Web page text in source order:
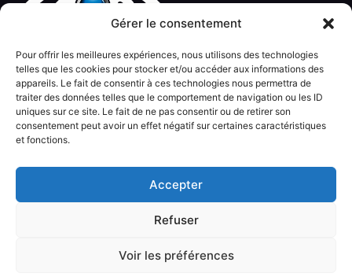
Gérer le consentement
Pour offrir les meilleures expériences, nous utilisons des technologies
telles que les cookies pour stocker et/ou accéder aux informations des
appareils. Le fait de consentir à ces technologies nous permettra de
traiter des données telles que le comportement de navigation ou les ID
uniques sur ce site. Le fait de ne pas consentir ou de retirer son
consentement peut avoir un effet négatif sur certaines caractéristiques
et fonctions.
Accepter
Refuser
Voir les préférences
Contact Plan du site
Informations légales
© Kalitys Multimédia